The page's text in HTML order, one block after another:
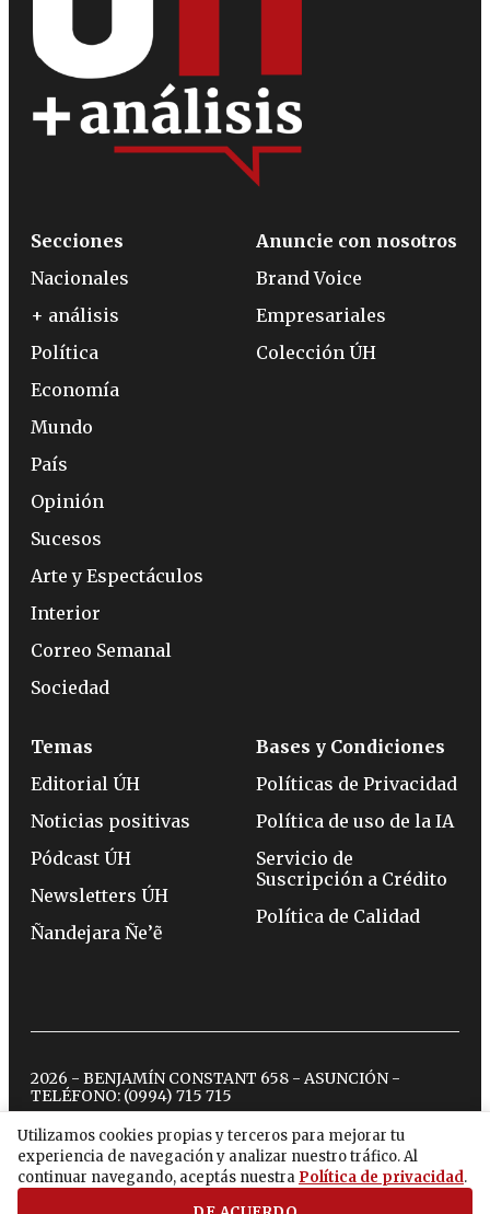
Utilizamos cookies propias y terceros para mejorar tu
experiencia de navegación y analizar nuestro tráfico. Al
continuar navegando, aceptás nuestra Política de privacidad.
Secciones
Nacionales
+ análisis
Política
Economía
Mundo
País
Opinión
Sucesos
Arte y Espectáculos
Interior
Correo Semanal
Sociedad
Anuncie con nosotros
Brand Voice
Empresariales
Colección ÚH
Temas
Editorial ÚH
Noticias positivas
Pódcast ÚH
Newsletters ÚH
Ñandejara Ñe’ẽ
Bases y Condiciones
Políticas de Privacidad
Política de uso de la IA
Servicio de
Suscripción a Crédito
Política de Calidad
2026 - BENJAMÍN CONSTANT 658 - ASUNCIÓN -
TELÉFONO: (0994) 715 715
twitterinstagram
facebook
tiktokyoutubespotify